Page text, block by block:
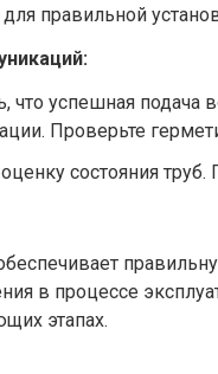
правильной
что успешная подача
Проверьте
состояния
в процессе
этапах.